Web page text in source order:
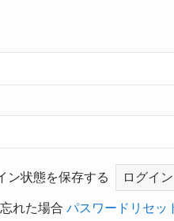
ン状態を保存する
れた場合 パスワードリセッ